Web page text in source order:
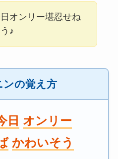
オンリー堪忍せね
♪
ンの覚え方
日 オンリー
かわいそう